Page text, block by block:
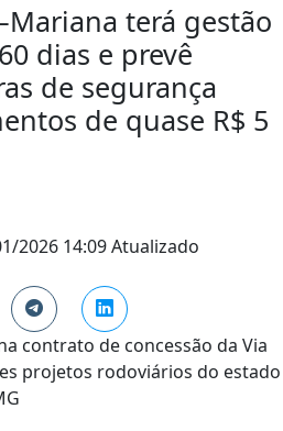
terá gestão
dias e prevê
de segurança
de quase R$ 5
2026 14:09Atualizado